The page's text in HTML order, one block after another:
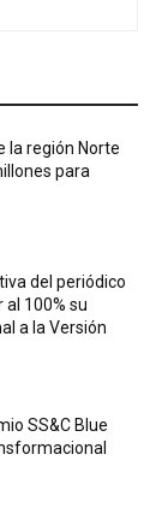
la región Norte
para
del periódico
al 100% su
a la Versión
SS&C Blue